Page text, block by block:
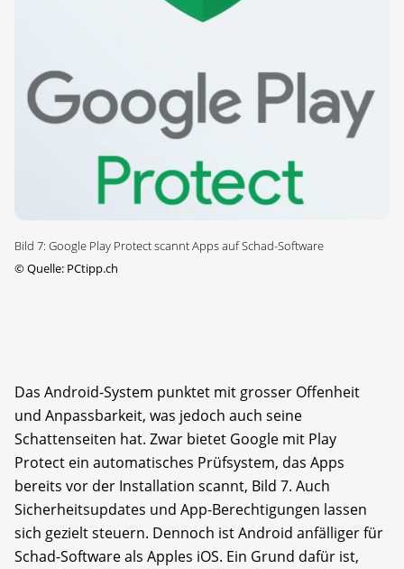
Bild 7: Google Play Protect scannt Apps auf Schad-Software
©Quelle: PCtipp.ch
Das Android-System punktet mit grosser Offenheit
und Anpassbarkeit, was jedoch auch seine
Schattenseiten hat. Zwar bietet Google mit Play
Protect ein automatisches Prüfsystem, das Apps
bereits vor der Installation scannt, Bild 7. Auch
Sicherheitsupdates und App-Berechtigungen lassen
sich gezielt steuern. Dennoch ist Android anfälliger für
Schad-Software als Apples iOS. Ein Grund dafür ist,